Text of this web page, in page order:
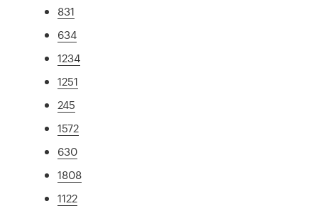
831
634
1234
1251
245
1572
630
1808
1122